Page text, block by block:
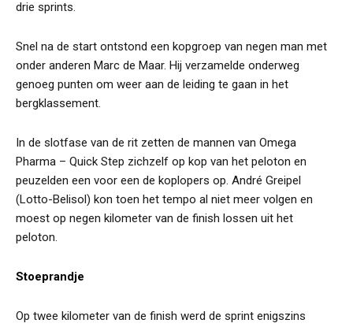
drie sprints.
Snel na de start ontstond een kopgroep van negen man met
onder anderen Marc de Maar. Hij verzamelde onderweg
genoeg punten om weer aan de leiding te gaan in het
bergklassement.
In de slotfase van de rit zetten de mannen van Omega
Pharma – Quick Step zichzelf op kop van het peloton en
peuzelden een voor een de koplopers op. André Greipel
(Lotto-Belisol) kon toen het tempo al niet meer volgen en
moest op negen kilometer van de finish lossen uit het
peloton.
Stoeprandje
Op twee kilometer van de finish werd de sprint enigszins